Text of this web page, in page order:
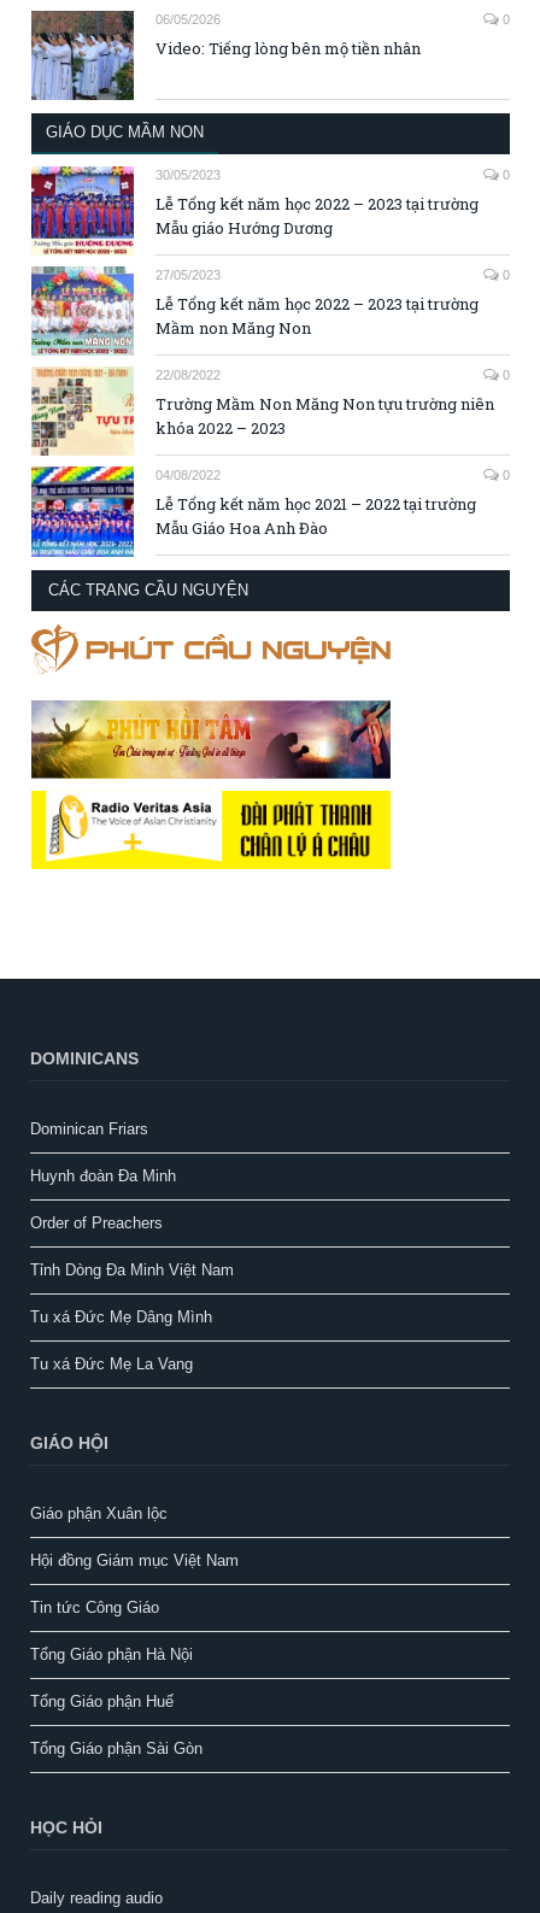
06/05/2026 0
Video: Tiếng lòng bên mộ tiền nhân
GIÁO DỤC MẦM NON
30/05/2023 0
Lễ Tổng kết năm học 2022 – 2023 tại trường
Mẫu giáo Hướng Dương
27/05/2023 0
Lễ Tổng kết năm học 2022 – 2023 tại trường
Mầm non Măng Non
22/08/2022 0
Trường Mầm Non Măng Non tựu trường niên
khóa 2022 – 2023
04/08/2022 0
Lễ Tổng kết năm học 2021 – 2022 tại trường
Mẫu Giáo Hoa Anh Đào
CÁC TRANG CẦU NGUYỆN
DOMINICANS
Dominican Friars
Huynh đoàn Đa Minh
Order of Preachers
Tỉnh Dòng Đa Minh Việt Nam
Tu xá Đức Mẹ Dâng Mình
Tu xá Đức Mẹ La Vang
GIÁO HỘI
Giáo phận Xuân lộc
Hội đồng Giám mục Việt Nam
Tin tức Công Giáo
Tổng Giáo phận Hà Nội
Tổng Giáo phận Huế
Tổng Giáo phận Sài Gòn
HỌC HỎI
Daily reading audio